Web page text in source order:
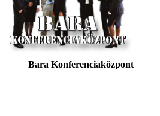
Bara Konferenciaközpont